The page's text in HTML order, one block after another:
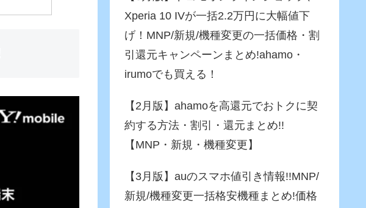
Xperia 10 IVが一括2.2万円に大幅値下
げ！MNP/新規/機種変更の一括価格・割
引還元キャンペーンまとめ!ahamo・
irumoでも買える！
【2月版】ahamoを高還元でおトクに契
約する方法・割引・還元まとめ!!
【MNP・新規・機種変更】
【3月版】auのスマホ値引き情報!!MNP/
新規/機種変更一括格安機種まとめ!価格